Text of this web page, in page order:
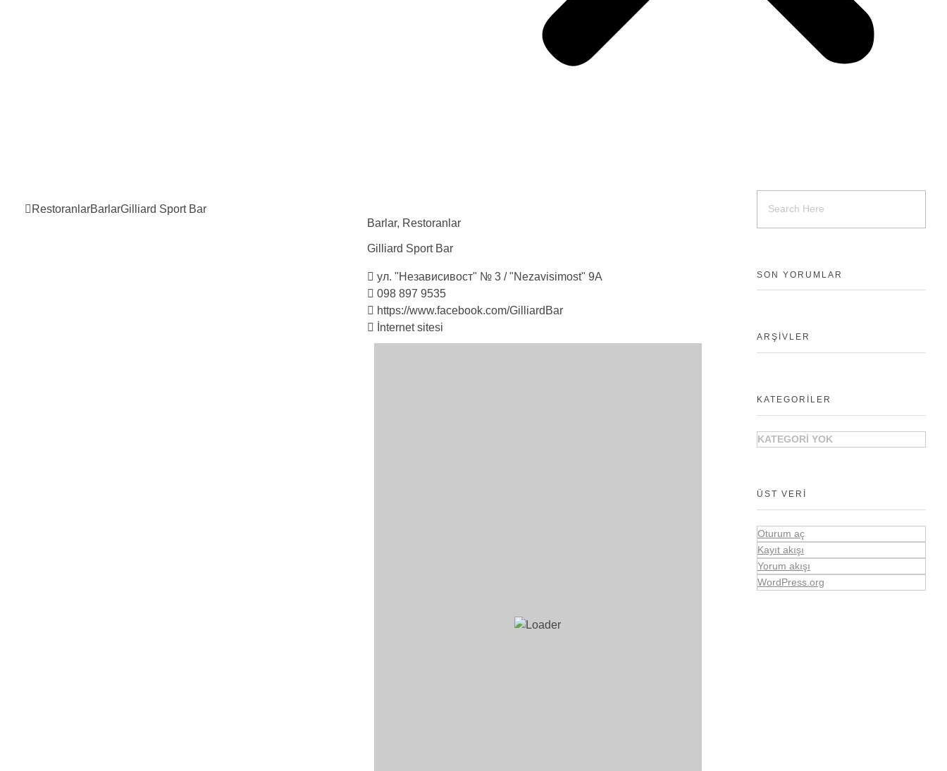
RestoranlarBarlarGilliard Sport Bar
Barlar, Restoranlar
Gilliard Sport Bar
ул. "Независивост" № 3 / "Nezavisimost" 9А
098 897 9535
https://www.facebook.com/GilliardBar
İnternet sitesi
SON YORUMLAR
ARŞIVLER
KATEGORILER
KATEGORI YOK
ÜST VERI
Oturum aç
Kayıt akışı
Yorum akışı
WordPress.org